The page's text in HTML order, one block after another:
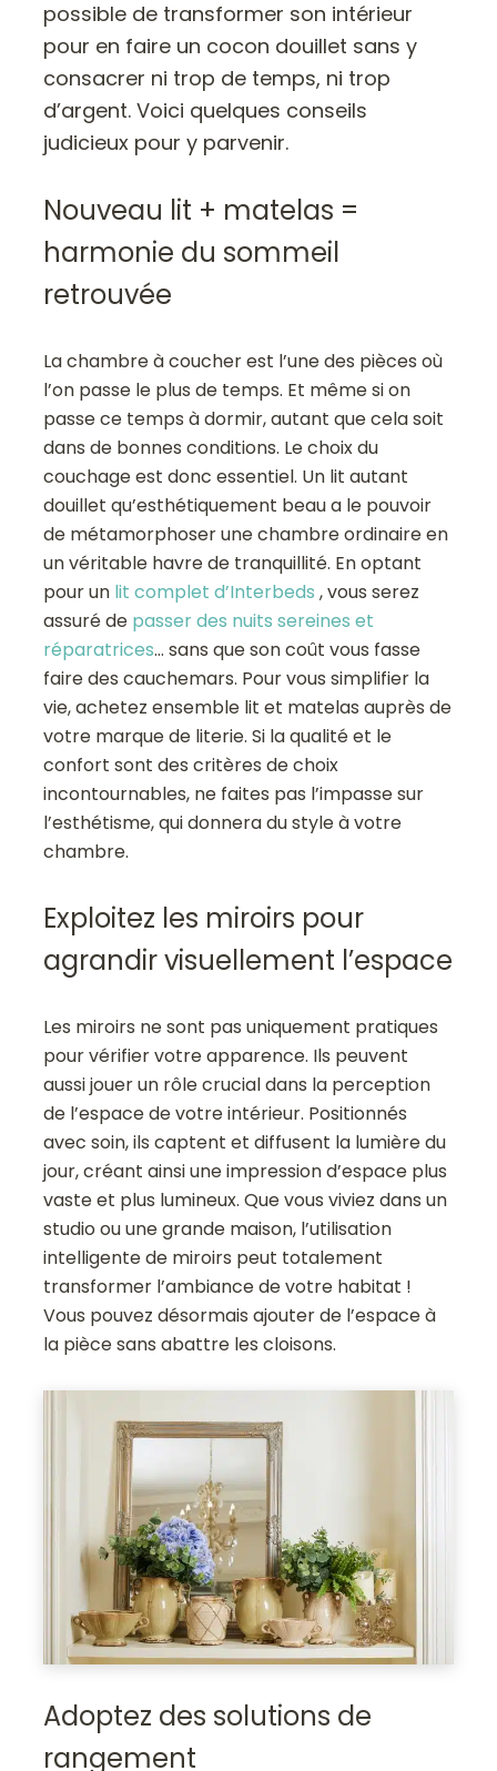
possible de transformer son intérieur
pour en faire un cocon douillet sans y
consacrer ni trop de temps, ni trop
d’argent. Voici quelques conseils
judicieux pour y parvenir.
Nouveau lit + matelas =
harmonie du sommeil
retrouvée
La chambre à coucher est l’une des pièces où
l’on passe le plus de temps. Et même si on
passe ce temps à dormir, autant que cela soit
dans de bonnes conditions. Le choix du
couchage est donc essentiel. Un lit autant
douillet qu’esthétiquement beau a le pouvoir
de métamorphoser une chambre ordinaire en
un véritable havre de tranquillité. En optant
pour un lit complet d’Interbeds , vous serez
assuré de passer des nuits sereines et
réparatrices… sans que son coût vous fasse
faire des cauchemars. Pour vous simplifier la
vie, achetez ensemble lit et matelas auprès de
votre marque de literie. Si la qualité et le
confort sont des critères de choix
incontournables, ne faites pas l’impasse sur
l’esthétisme, qui donnera du style à votre
chambre.
Exploitez les miroirs pour
agrandir visuellement l’espace
Les miroirs ne sont pas uniquement pratiques
pour vérifier votre apparence. Ils peuvent
aussi jouer un rôle crucial dans la perception
de l’espace de votre intérieur. Positionnés
avec soin, ils captent et diffusent la lumière du
jour, créant ainsi une impression d’espace plus
vaste et plus lumineux. Que vous viviez dans un
studio ou une grande maison, l’utilisation
intelligente de miroirs peut totalement
transformer l’ambiance de votre habitat !
Vous pouvez désormais ajouter de l’espace à
la pièce sans abattre les cloisons.
Adoptez des solutions de
rangement